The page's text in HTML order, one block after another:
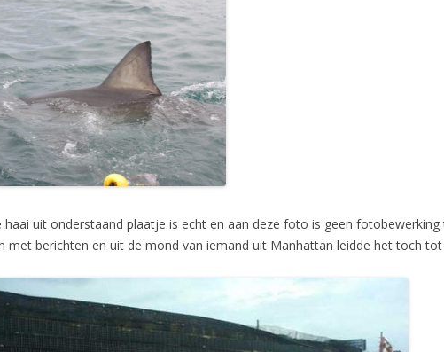
haai uit onderstaand plaatje is echt en aan deze foto is geen
met berichten en uit de mond van iemand uit Manhattan leidde het toch